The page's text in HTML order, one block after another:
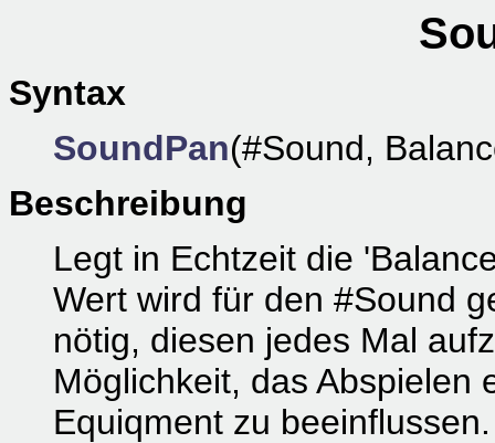
Syntax
SoundPan(#Sound,
Beschreibung
Legt in Echtzeit die
Wert wird für den #Sound
nötig, diesen jedes Mal
Möglichkeit, das Abspielen
Equiqment zu beeinflussen.